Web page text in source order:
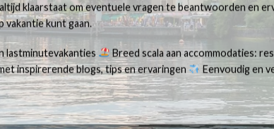
klaarstaat om eventuele vragen te beantwoorden en
vakantie kunt gaan.
lastminutevakanties
Breed scala aan accommodaties:
inspirerende blogs, tips en ervaringen
Eenvoudig en